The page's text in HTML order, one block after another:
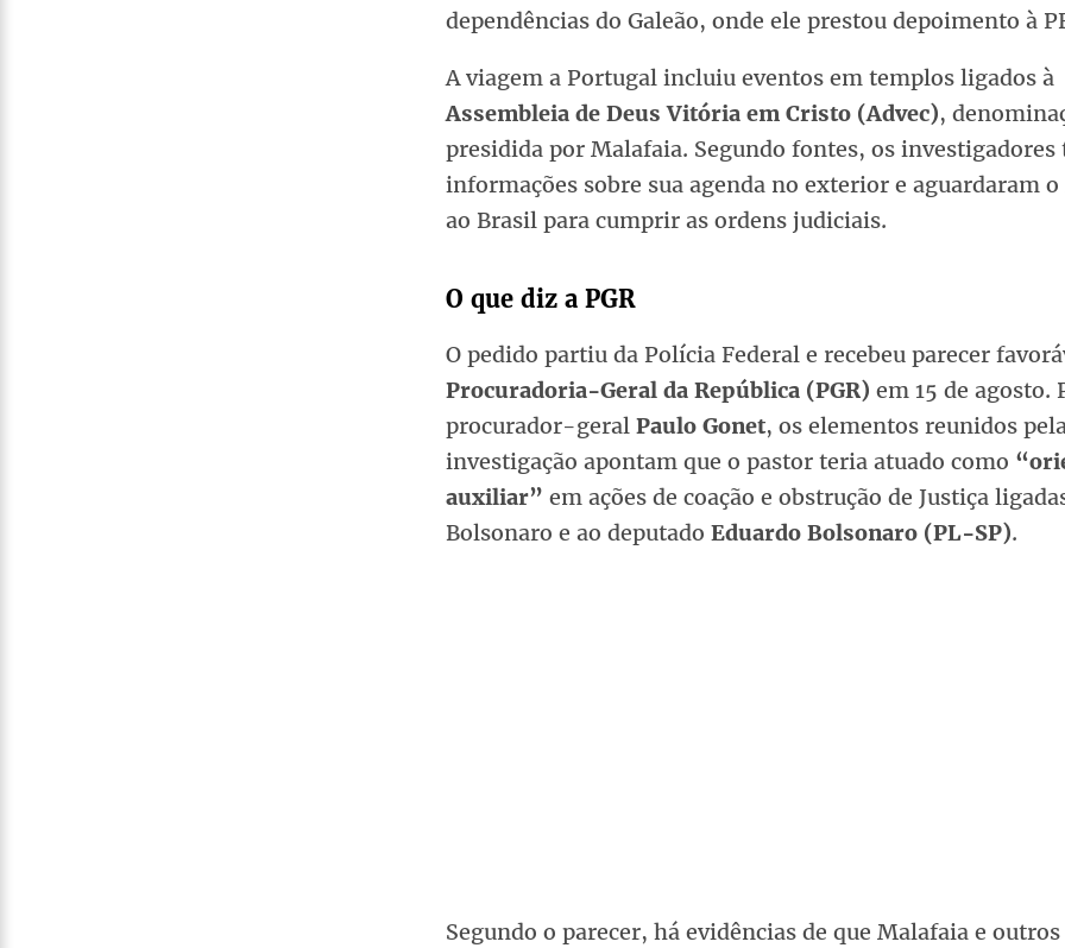
dependências do Galeão, onde ele prestou depoimento à
A viagem a Portugal incluiu eventos em templos ligados à
Assembleia de Deus Vitória em Cristo (Advec),
presidida por Malafaia. Segundo fontes, os
informações sobre sua agenda no exterior e aguardaram
ao Brasil para cumprir as ordens judiciais.
O que diz a PGR
O pedido partiu da Polícia Federal e recebeu parecer
Procuradoria-Geral da República (PGR) em 15 de agosto.
procurador-geral Paulo Gonet, os elementos reunidos
investigação apontam que o pastor teria atuado como
auxiliar” em ações de coação e obstrução de Justiça
Bolsonaro e ao deputado Eduardo Bolsonaro (PL-SP).
Segundo o parecer, há evidências de que Malafaia e outros